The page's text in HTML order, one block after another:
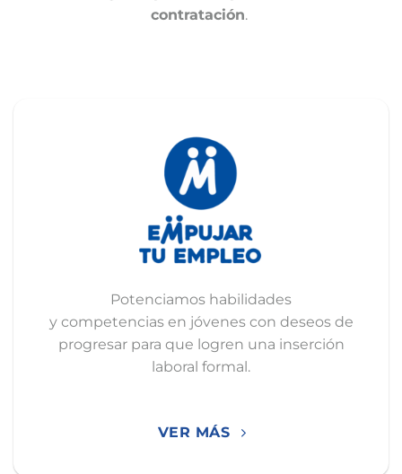
contratación.
Potenciamos habilidades
y competencias en jóvenes con deseos de
progresar para que logren una inserción
laboral formal.
VER MÁS